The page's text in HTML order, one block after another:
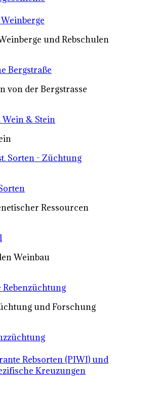
und Rebschulen
Bergstraße
von der Bergstrasse
& Stein
Sorten - Züchtung
Ressourcen
Weinbau
und Forschung
Rebsorten (PIWI) und
Kreuzungen